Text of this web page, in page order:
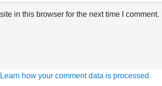
in this browser for the next time I comment.
Learn how your comment data is processed.